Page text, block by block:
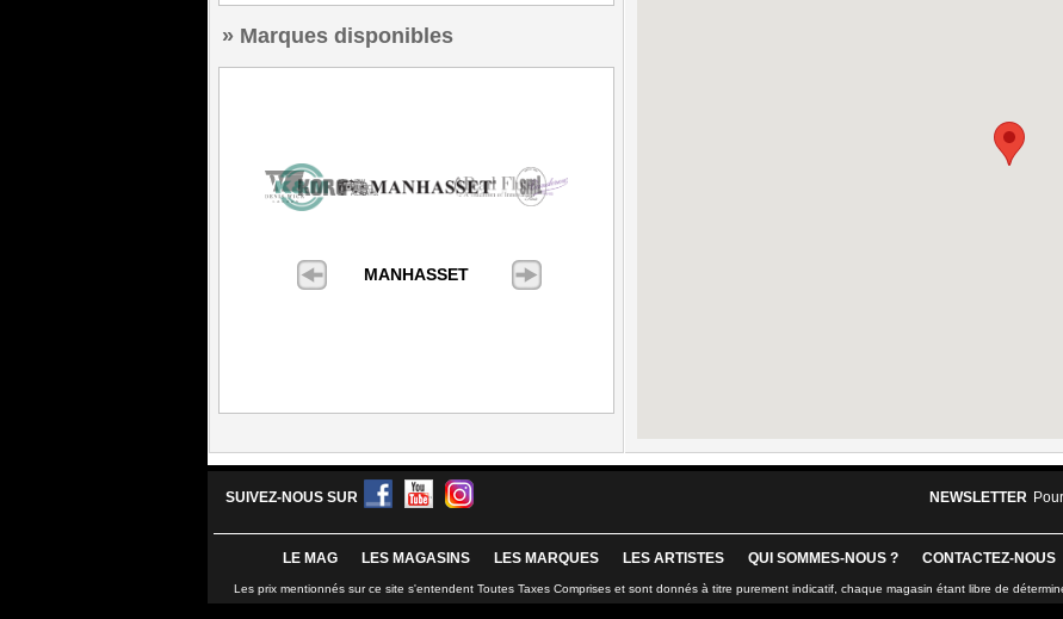
Marques disponibles
MANHASSET
SUIVEZ-NOUS SUR NEWSLETTER
LE MAG LES MAGASINS LES MARQUES LES ARTISTES QUI SOMMES-NOUS ? CONTACTEZ-NOUS
Les prix mentionnés sur ce site s'entendent Toutes Taxes Comprises et sont donnés à titre purement indicatif, chaque magasin étant libre de